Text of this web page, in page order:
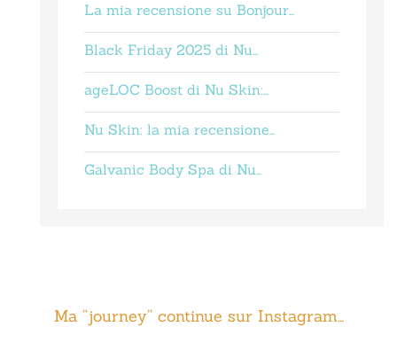
La mia recensione su Bonjour…
Black Friday 2025 di Nu…
ageLOC Boost di Nu Skin:…
Nu Skin: la mia recensione…
Galvanic Body Spa di Nu…
Ma “journey” continue sur Instagram…